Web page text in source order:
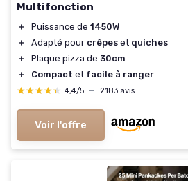
Multifonction
＋ Puissance de 1450W
＋
Adapté pour crêpes et quiches
＋
Plaque pizza de 30cm
＋
Compact et facile à ranger
★★★★★
★★★★★ 4,4/5 — 2183 avis
Voir l'offre